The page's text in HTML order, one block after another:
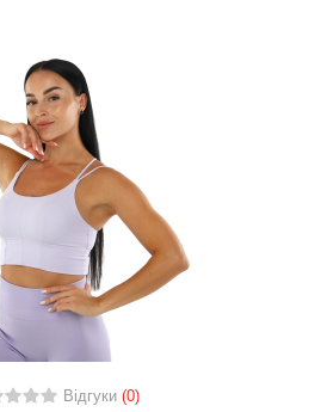
Відгуки (0)